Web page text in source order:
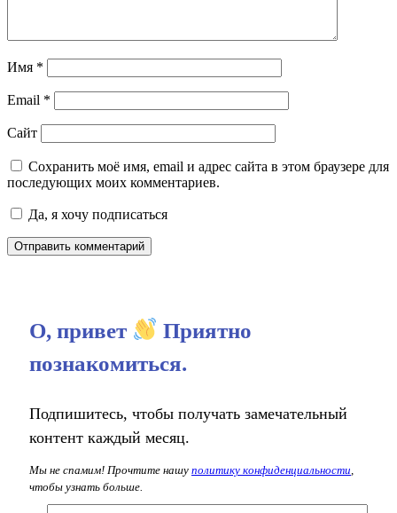
Имя *
Email *
Сайт
Сохранить моё имя, email и адрес сайта в этом браузере для
последующих моих комментариев.
Да, я хочу подписаться
О, привет
Приятно
познакомиться.
Подпишитесь, чтобы получать замечательный
контент каждый месяц.
Мы не спамим! Прочтите нашу политику конфиденциальности
чтобы узнать больше.